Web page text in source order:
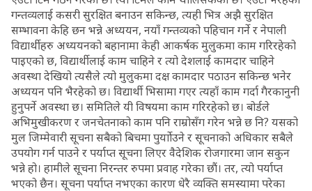
गन्तव्यलाई कसरी सुरक्षित बनाउन सकिन्छ, त्यही भित्र अझै सुरक्षित
सम्भावना केहि छन भन्ने अध्ययन, नयाँ गन्तव्यको पहिचान गर्ने र नेपाली
विद्यार्थीहरु अध्ययनको बहानामा केही आकर्षक मुलुकमा काम गरिरहेको
पाइएको छ, विद्यार्थीलाई काम चाहिने र त्यो देशलाई कामदार चाहिने
अवस्था देखियो त्यसैले त्यो मुलुकमा दक्ष कामदार पठाउन सकिन्छ भनेर
अध्ययन पनि भैरहेको छ। विद्यार्थी भिसामा गएर त्यहाँ काम गर्दा गैरकानुनी
हुनुपर्ने अवस्था छ। समितिले यी विषयमा काम गरिरहेको छ। बोर्डले
अभिमुखीकरण र जनचेतनाको काम पनि राम्रोसँग गरेन भन्ने छ नि? यसको
मुल जिम्मेवारी सूचना सबैको बिचमा पुर्याोउने र सूचनाको अधिकार सबैले
उपयोग गर्न पाउने र पर्याप्त सूचना लिएर वैदेशिक रोजगारमा जान सकुन
भन्ने हो। हामीले सूचना निरन्तर रुपमा प्रवाह गरेका छौं। तर, त्यो पर्याप्त
भएको छैन। सूचना पर्याप्त नभएका कारण धेरै व्यक्ति समस्यामा परेका